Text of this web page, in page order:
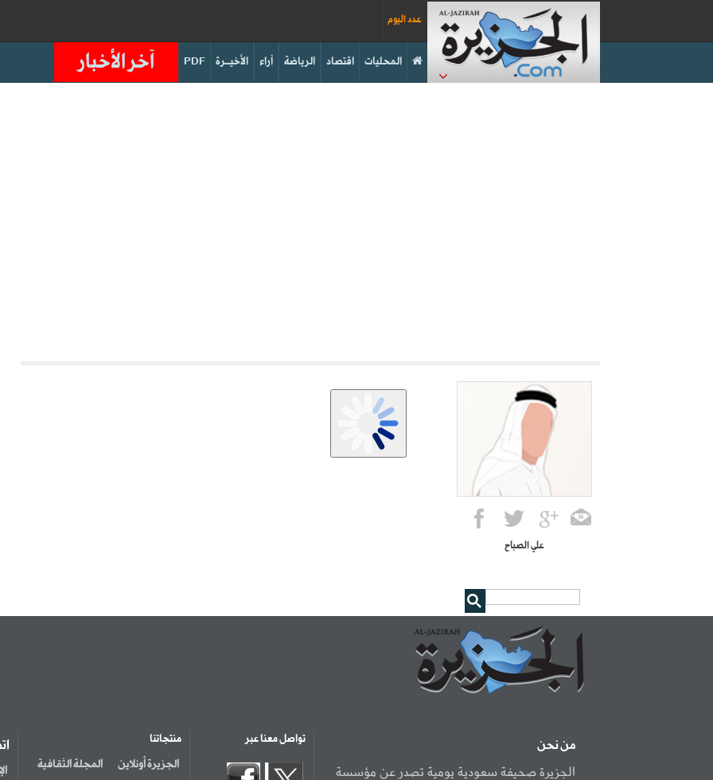
عدد اليوم
آخر الأخبار PDF الأخيــرة آراء الرياضة اقتصاد المحليات
علي الصباح
من نحن
الجزيرة صحيفة سعودية يومية تصدر عن مؤسسة
تواصل معنا عبر منتجاتنا
الجزيرة أونلاين المجلة الثقافية